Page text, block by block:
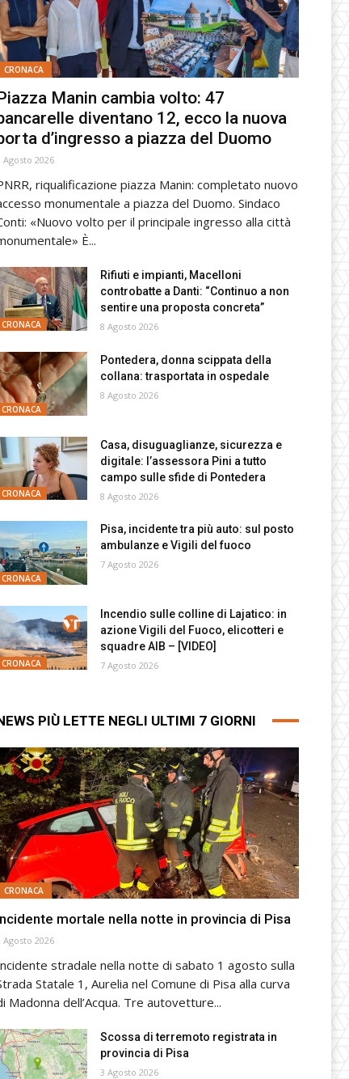
CRONACA
Manin cambia volto: 47
diventano 12, ecco la nuova
d’ingresso a piazza del Duomo
Agosto 2026
riqualificazione piazza Manin: completato nuovo
monumentale a piazza del Duomo. Sindaco
«Nuovo volto per il principale ingresso alla città
È...
CRONACA
Rifiuti e impianti, Macelloni
controbatte a Danti: “Continuo a non
sentire una proposta concreta”
8 Agosto 2026
CRONACA
Pontedera, donna scippata della
collana: trasportata in ospedale
8 Agosto 2026
CRONACA
Casa, disuguaglianze, sicurezza e
digitale: l’assessora Pini a tutto
campo sulle sfide di Pontedera
8 Agosto 2026
CRONACA
Pisa, incidente tra più auto: sul posto
ambulanze e Vigili del fuoco
7 Agosto 2026
CRONACA
Incendio sulle colline di Lajatico: in
azione Vigili del Fuoco, elicotteri e
squadre AIB – [VIDEO]
7 Agosto 2026
PIÙ LETTE NEGLI ULTIMI 7 GIORNI
CRONACA
mortale nella notte in provincia di Pisa
Agosto 2026
stradale nella notte di sabato 1 agosto sulla
Statale 1, Aurelia nel Comune di Pisa alla curva
Madonna dell’Acqua. Tre autovetture...
Scossa di terremoto registrata in
provincia di Pisa
3 Agosto 2026